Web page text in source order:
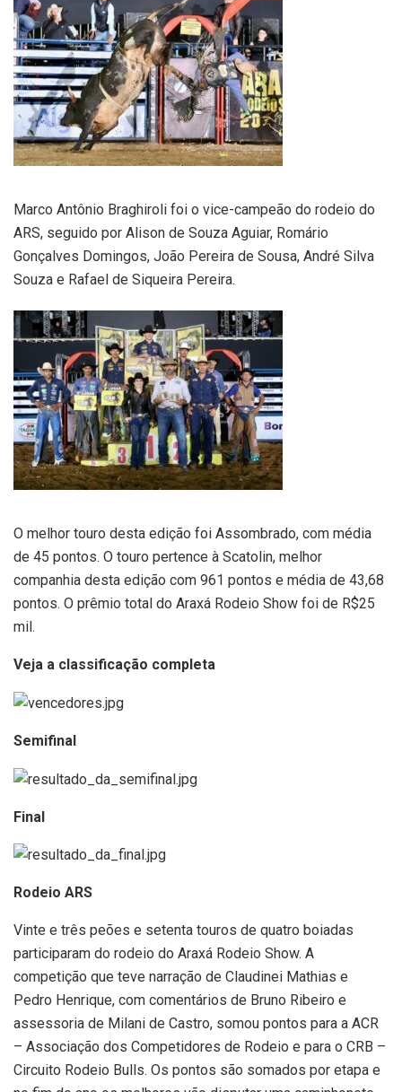
Marco Antônio Braghiroli foi o vice-campeão do rodeio do
ARS, seguido por Alison de Souza Aguiar, Romário
Gonçalves Domingos, João Pereira de Sousa, André Silva
Souza e Rafael de Siqueira Pereira.
O melhor touro desta edição foi Assombrado, com média
de 45 pontos. O touro pertence à Scatolin, melhor
companhia desta edição com 961 pontos e média de 43,68
pontos. O prêmio total do Araxá Rodeio Show foi de R$25
mil.
Veja a classificação completa
Semifinal
Final
Rodeio ARS
Vinte e três peões e setenta touros de quatro boiadas
participaram do rodeio do Araxá Rodeio Show. A
competição que teve narração de Claudinei Mathias e
Pedro Henrique, com comentários de Bruno Ribeiro e
assessoria de Milani de Castro, somou pontos para a ACR
– Associação dos Competidores de Rodeio e para o CRB –
Circuito Rodeio Bulls. Os pontos são somados por etapa e